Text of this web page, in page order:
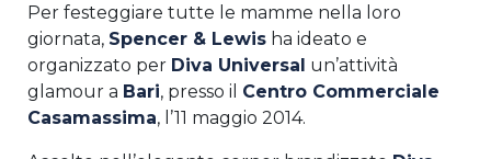
Per festeggiare tutte le mamme nella loro
giornata, Spencer & Lewis ha ideato e
organizzato per Diva Universal un’attività
glamour a Bari, presso il Centro Commerciale
Casamassima, l’11 maggio 2014.